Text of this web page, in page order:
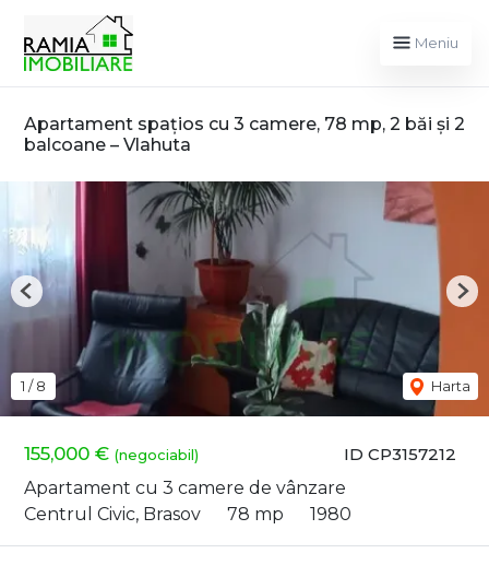
Meniu
Apartament spațios cu 3 camere, 78 mp, 2 băi și 2
balcoane – Vlahuta
ID CP3157212
155,000 € (negociabil)
Apartament cu 3 camere de vânzare
Centrul Civic, Brasov
78 mp 1980
1 /8 Harta
Previous